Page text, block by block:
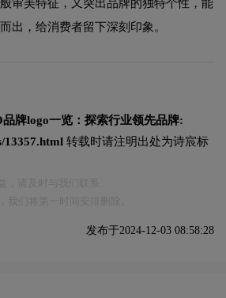
出，给消费者留下深刻印象。
品牌logo一览：探索行业领先品牌:
13357.html 转载时请注明出处为诗宸标
发布于2024-12-03 08:58:28